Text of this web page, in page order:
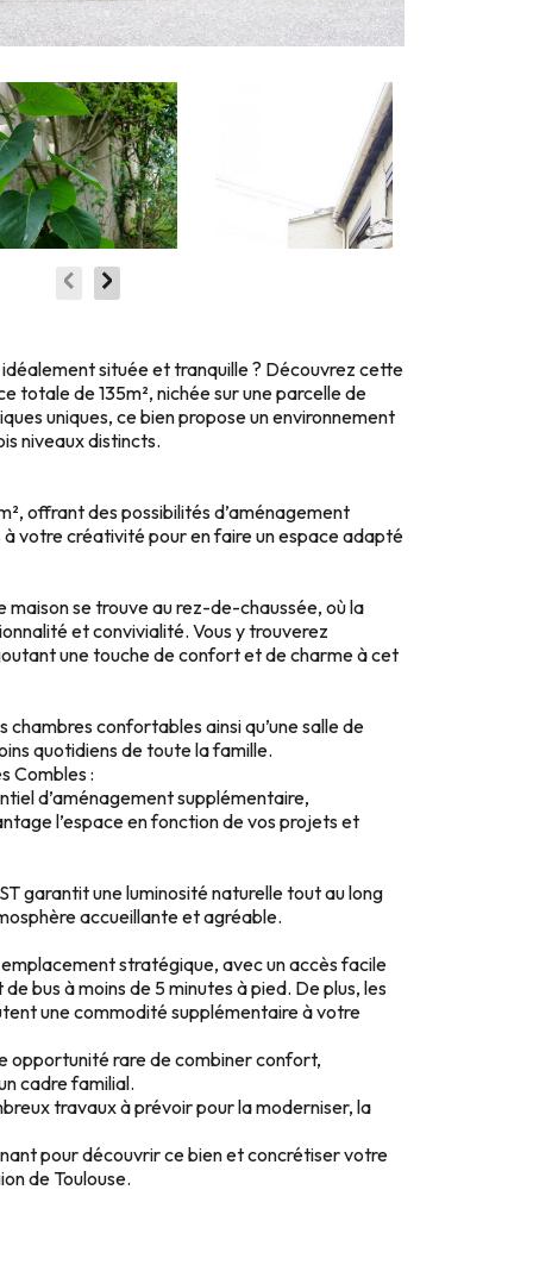
idéalement située et tranquille ? Découvrez cette
totale de 135m², nichée sur une parcelle de
uniques, ce bien propose un environnement
niveaux distincts.
offrant des possibilités d’aménagement
à votre créativité pour en faire un espace adapté
se trouve au rez-de-chaussée, où la
et convivialité. Vous y trouverez
une touche de confort et de charme à cet
chambres confortables ainsi qu’une salle de
quotidiens de toute la famille.
Combles :
d’aménagement supplémentaire,
l’espace en fonction de vos projets et
garantit une luminosité naturelle tout au long
accueillante et agréable.
stratégique, avec un accès facile
bus à moins de 5 minutes à pied. De plus, les
une commodité supplémentaire à votre
opportunité rare de combiner confort,
cadre familial.
travaux à prévoir pour la moderniser, la
pour découvrir ce bien et concrétiser votre
de Toulouse.